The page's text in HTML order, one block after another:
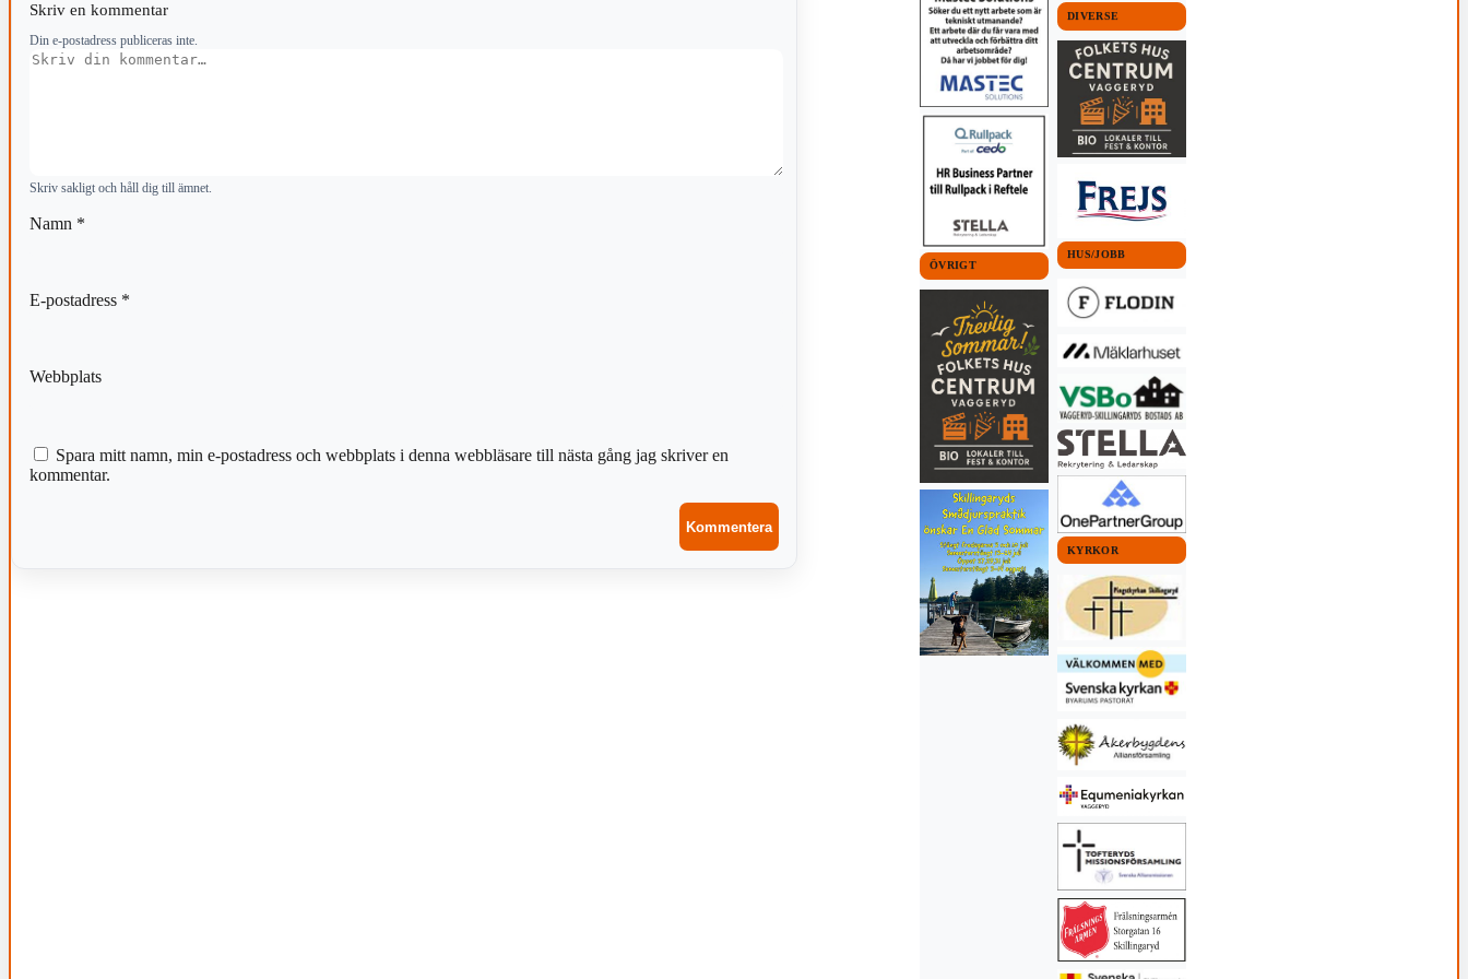
Skriv en kommentar
Din e-postadress publiceras inte.
Kommentar
Skriv sakligt och håll dig till ämnet.
Namn *
E-postadress *
Webbplats
Spara mitt namn, min e-postadress och webbplats i denna webbläsare till nästa gång jag skriver en
kommentar.
ÖVRIGT
DIVERSE
HUS/JOBB
KYRKOR